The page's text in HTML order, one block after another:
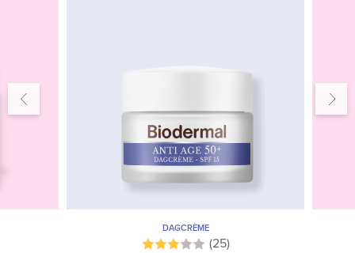
DAGCRÈME
(25)